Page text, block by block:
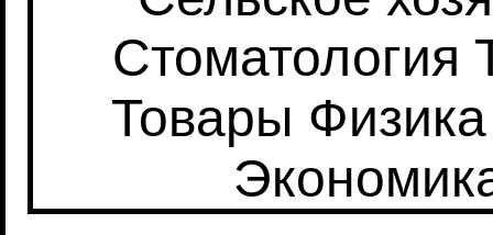
Стоматология
Товары Физика